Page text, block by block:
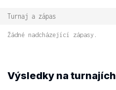
Turnaj a zápas
Žádné nadcházející zápasy.
Výsledky na turnajích